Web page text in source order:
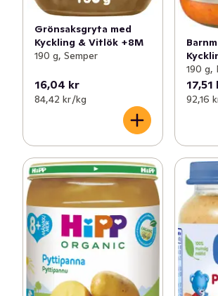
Grönsaksgryta med
Kyckling & Vitlök +8M
190 g, Semper
16,04 kr
84,42 kr /kg
190 g,
17,51
92,16